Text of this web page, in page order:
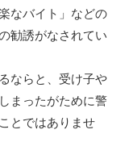
なバイト」などの
勧誘がなされてい
ならと、受け子や
まったがために警
とではありませ